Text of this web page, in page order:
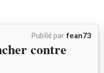
Publié par fean73
contre